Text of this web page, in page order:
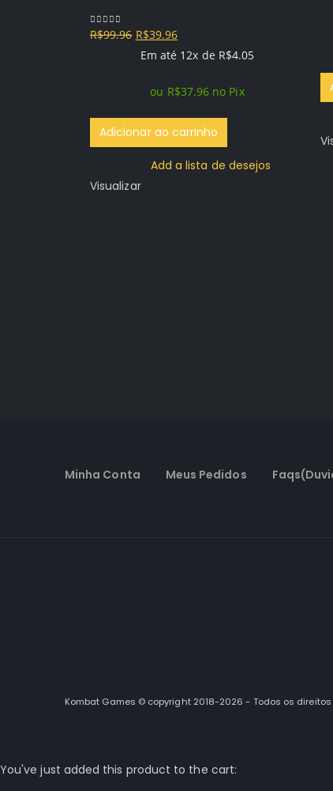
0out of 5
R$99.96 O
preço
era:
R$99.96.
R$39.96O
preço
é:
R$39.96.
Em até 12x de R$4.05
ou R$37.96 no Pix
Adicionar ao carrinho
Add a lista de desejos
Visualizar
Minha Conta Meus Pedidos
Kombat Games © copyright 2018-2026 - Todos os
You've just added this product to the cart: